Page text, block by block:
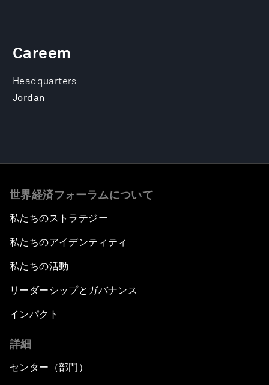
Headquarters
Jordan
Careem
世界経済フォーラムについて
私たちのストラテジー
私たちのアイデンティティ
私たちの活動
リーダーシップとガバナンス
インパクト
詳細
センター（部門）